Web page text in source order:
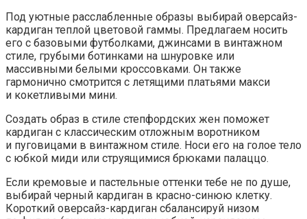
Под уютные расслабленные образы выбирай оверсайз-
кардиган теплой цветовой гаммы. Предлагаем носить
его с базовыми футболками, джинсами в винтажном
стиле, грубыми ботинками на шнуровке или
массивными белыми кроссовками. Он также
гармонично смотрится с летящими платьями макси
и кокетливыми мини.
Создать образ в стиле степфордских жен поможет
кардиган с классическим отложным воротником
и пуговицами в винтажном стиле. Носи его на голое тело
с юбкой миди или струящимися брюками палаццо.
Если кремовые и пастельные оттенки тебе не по душе,
выбирай черный кардиган в красно-синюю клетку.
Короткий оверсайз-кардиган сбалансируй низом